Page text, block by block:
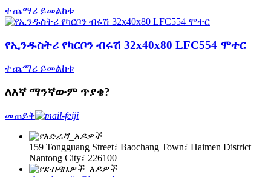
ተጨማሪ ይመልከቱ
የኢንዱስትሪ የካርቦን ብሩሽ 32x40x80 LFC554 ሞተር
ተጨማሪ ይመልከቱ
ለእኛ ማንኛውም ጥያቄ?
መጠይቅ
159 Tongguang Street፣ Baochang Town፣ Haimen District
Nantong City፣ 226100